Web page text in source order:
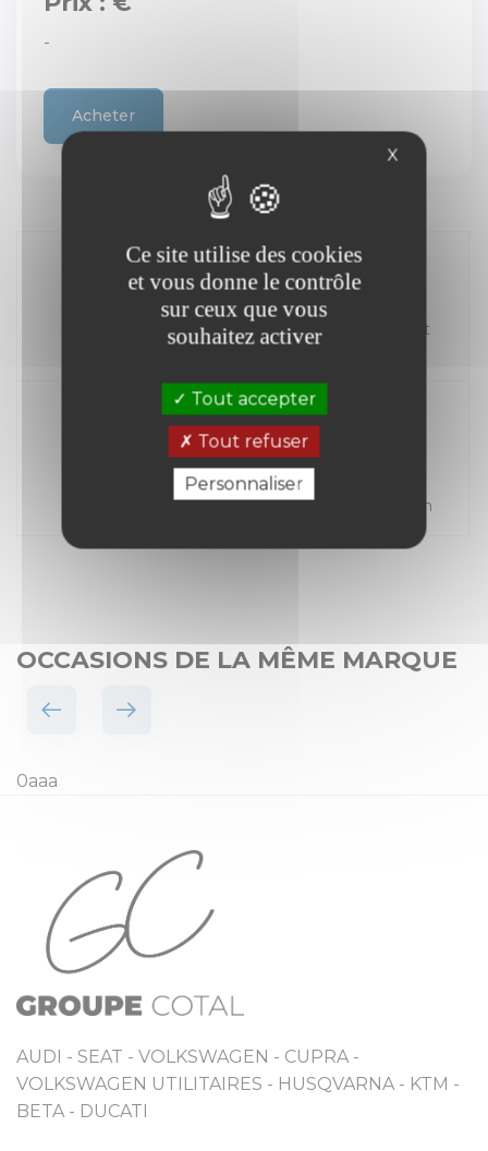
-
Acheter
Kilométrage Carburant
Transmission
circulation
OCCASIONS DE LA MÊME MARQUE
0aaa
AUDI - SEAT - VOLKSWAGEN - CUPRA -
VOLKSWAGEN UTILITAIRES - HUSQVARNA - KTM -
BETA - DUCATI
X
Ce site utilise des cookies
et vous donne le contrôle
sur ceux que vous
souhaitez activer
Tout accepter
Tout refuser
Personnaliser